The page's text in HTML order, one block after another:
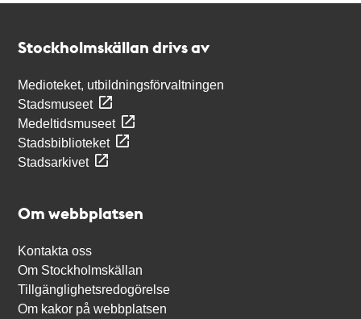
Stockholmskällan drivs av
Medioteket, utbildningsförvaltningen
Stadsmuseet
Medeltidsmuseet
Stadsbiblioteket
Stadsarkivet
Om webbplatsen
Kontakta oss
Om Stockholmskällan
Tillgänglighetsredogörelse
Om kakor på webbplatsen